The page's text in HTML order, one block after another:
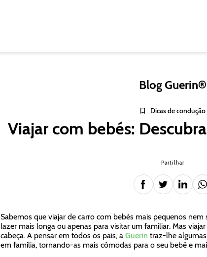
Blog Guerin®
Dicas de condução
Viajar com bebés:
Partilhar
Sabemos que viajar de carro com bebés mais pequenos
lazer mais longa ou apenas para visitar um familiar. Mas
cabeça. A pensar em todos os pais, a Guerin traz-lhe
em família, tornando-as mais cómodas para o seu bebé e